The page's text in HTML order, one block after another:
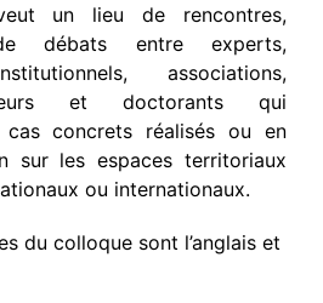
un lieu de rencontres,
débats entre experts,
associations,
et doctorants qui
cas concrets réalisés ou en
sur les espaces territoriaux
ou internationaux.
du colloque sont l’anglais et